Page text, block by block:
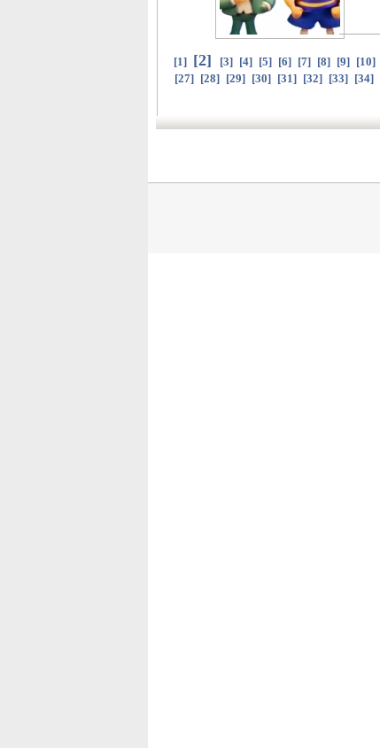
[1] [2] [3] [4] [5] [6] [7] [8] [9] [10]
[27] [28] [29] [30] [31] [32] [33] [34]